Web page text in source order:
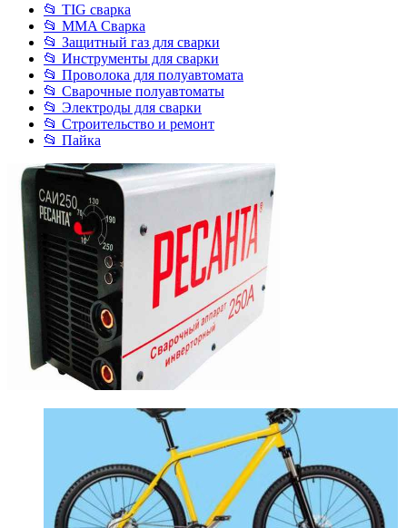
📂 TIG сварка
📂 MMA Сварка
📂 Защитный газ для сварки
📂 Инструменты для сварки
📂 Проволока для полуавтомата
📂 Сварочные полуавтоматы
📂 Электроды для сварки
📂 Строительство и ремонт
📂 Пайка